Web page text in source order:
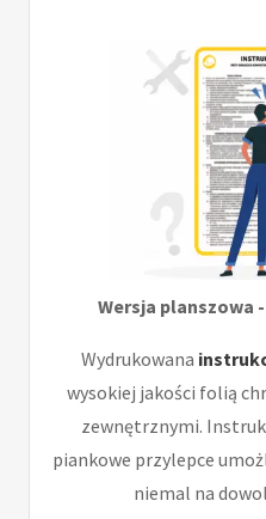
Wersja planszowa
Wydrukowana
wysokiej jakości folią
zewnętrznymi.
piankowe przylepce
niemal na